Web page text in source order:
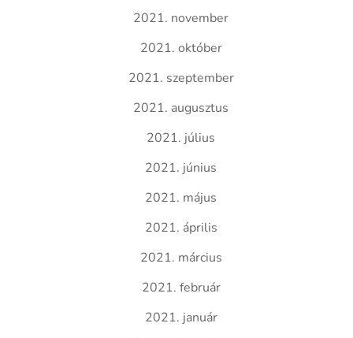
2021. november
2021. október
2021. szeptember
2021. augusztus
2021. július
2021. június
2021. május
2021. április
2021. március
2021. február
2021. január